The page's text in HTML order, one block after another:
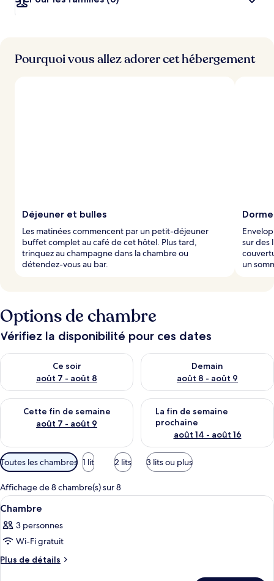
Pourquoi vous allez adorer cet hébergement
Déjeuner et bulles
Les matinées commencent par un petit-déjeuner
buffet complet au café de cet hôtel. Plus tard,
trinquez au champagne dans la chambre ou
détendez-vous au bar.
sur des
un
Options de chambre
Vérifiez la disponibilité pour ces dates
Ce soir
août 7 - août 8
Vérifier la disponibilité pour ce soir août 7 - août 8
Demain
août 8 - août 9
Vérifier la disponibilité pour
Cette fin de semaine
août 7 - août 9
Vérifier la disponibilité pour cette fin de semaine août 7 -
La fin de semaine
prochaine
août 14 - août 16
Vérifier la disponibilité pour
Filtres
disponibles
pour
les
chambres
Toutes les chambres 1 lit 2 lits 3 lits ou plus
Affichage de 8 chambre(s) sur 8
Afficher
toutes
les
photos
pour
Une chambre à coucher avec un lit,
9
Chambre
3 personnes
Wi-Fi gratuit
Plus de détails
Plus